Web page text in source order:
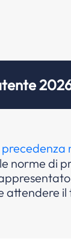
norme di
attendere il